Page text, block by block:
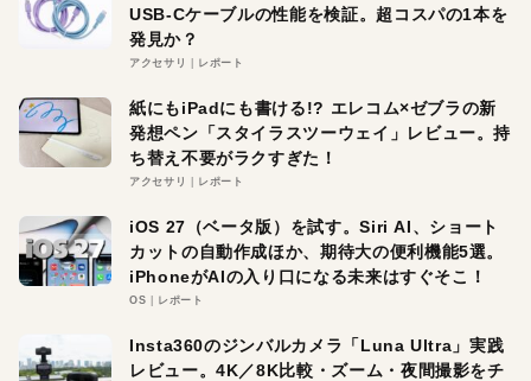
USB-Cケーブルの性能を検証。超コスパの1本を
発見か？
アクセサリ レポート
紙にもiPadにも書ける!? エレコム×ゼブラの新
発想ペン「スタイラスツーウェイ」レビュー。持
ち替え不要がラクすぎた！
アクセサリ レポート
iOS 27（ベータ版）を試す。Siri AI、ショート
カットの自動作成ほか、期待大の便利機能5選。
iPhoneがAIの入り口になる未来はすぐそこ！
OS レポート
Insta360のジンバルカメラ「Luna Ultra」実践
レビュー。4K／8K比較・ズーム・夜間撮影をチ